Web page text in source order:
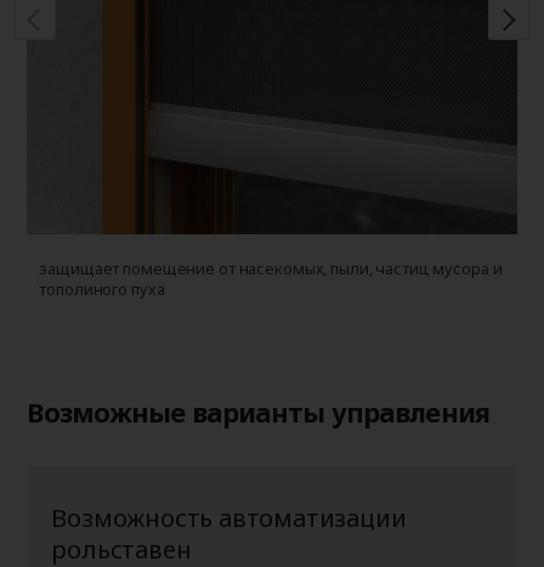
защищает помещение от насекомых, пыли, частиц мусора и
тополиного пуха
Возможные варианты управления
Возможность автоматизации
рольставен